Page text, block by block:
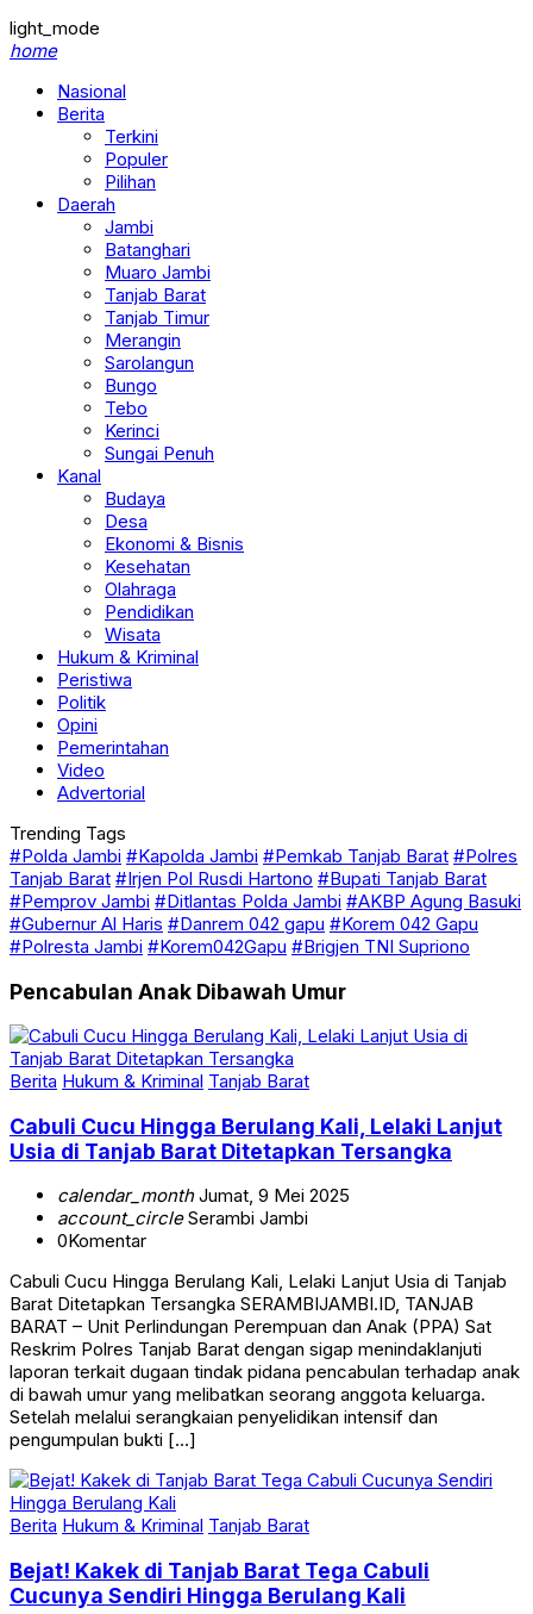
light_mode
home
Nasional
Berita
Terkini
Populer
Pilihan
Daerah
Jambi
Batanghari
Muaro Jambi
Tanjab Barat
Tanjab Timur
Merangin
Sarolangun
Bungo
Tebo
Kerinci
Sungai Penuh
Kanal
Budaya
Desa
Ekonomi & Bisnis
Kesehatan
Olahraga
Pendidikan
Wisata
Hukum & Kriminal
Peristiwa
Politik
Opini
Pemerintahan
Video
Advertorial
Trending Tags
#Polda Jambi #Kapolda Jambi #Pemkab Tanjab Barat #Polres
Tanjab Barat #Irjen Pol Rusdi Hartono #Bupati Tanjab Barat
#Pemprov Jambi #Ditlantas Polda Jambi #AKBP Agung Basuki
#Gubernur Al Haris #Danrem 042 gapu #Korem 042 Gapu
#Polresta Jambi #Korem042Gapu #Brigjen TNI Supriono
Pencabulan Anak Dibawah Umur
Berita Hukum & Kriminal Tanjab Barat
Cabuli Cucu Hingga Berulang Kali, Lelaki Lanjut
Usia di Tanjab Barat Ditetapkan Tersangka
calendar_monthJumat, 9 Mei 2025
account_circleSerambi Jambi
0Komentar
Cabuli Cucu Hingga Berulang Kali, Lelaki Lanjut Usia di Tanjab
Barat Ditetapkan Tersangka SERAMBIJAMBI.ID, TANJAB
BARAT – Unit Perlindungan Perempuan dan Anak (PPA) Sat
Reskrim Polres Tanjab Barat dengan sigap menindaklanjuti
laporan terkait dugaan tindak pidana pencabulan terhadap anak
di bawah umur yang melibatkan seorang anggota keluarga.
Setelah melalui serangkaian penyelidikan intensif dan
pengumpulan bukti […]
Berita Hukum & Kriminal Tanjab Barat
Bejat! Kakek di Tanjab Barat Tega Cabuli
Cucunya Sendiri Hingga Berulang Kali